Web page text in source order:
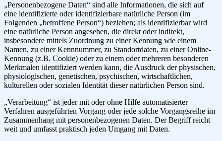
„Personenbezogene Daten“ sind alle Informationen, die sich auf
eine identifizierte oder identifizierbare natürliche Person (im
Folgenden „betroffene Person“) beziehen; als identifizierbar wird
eine natürliche Person angesehen, die direkt oder indirekt,
insbesondere mittels Zuordnung zu einer Kennung wie einem
Namen, zu einer Kennnummer, zu Standortdaten, zu einer Online-
Kennung (z.B. Cookie) oder zu einem oder mehreren besonderen
Merkmalen identifiziert werden kann, die Ausdruck der physischen,
physiologischen, genetischen, psychischen, wirtschaftlichen,
kulturellen oder sozialen Identität dieser natürlichen Person sind.
„Verarbeitung“ ist jeder mit oder ohne Hilfe automatisierter
Verfahren ausgeführten Vorgang oder jede solche Vorgangsreihe im
Zusammenhang mit personenbezogenen Daten. Der Begriff reicht
weit und umfasst praktisch jeden Umgang mit Daten.